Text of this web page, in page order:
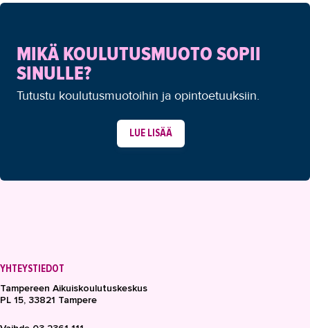
MIKÄ KOULUTUSMUOTO SOPII
SINULLE?
Tutustu koulutusmuotoihin ja opintoetuuksiin.
LUE LISÄÄ
YHTEYSTIEDOT
Tampereen Aikuiskoulutuskeskus
PL 15, 33821 Tampere